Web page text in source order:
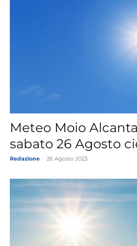
Meteo Moio
sabato 26 Agosto
Redazione 26 Agosto 2023